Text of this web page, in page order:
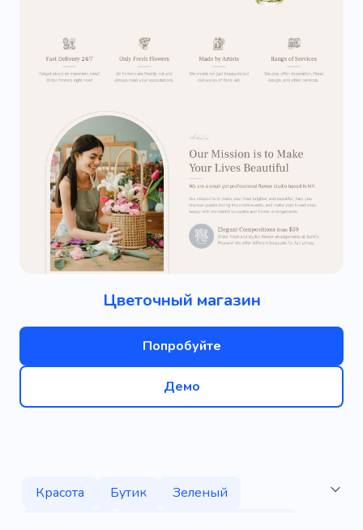
Цветочный магазин
Попробуйте
Демо
Красота Бутик
Зеленый